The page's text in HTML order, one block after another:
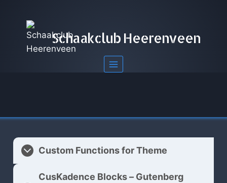
inhoud
Schaakclub Heerenveen
Custom Functions for Theme
CusKadence Blocks – Gutenberg